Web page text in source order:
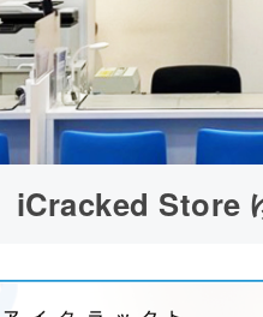
iCracked Store